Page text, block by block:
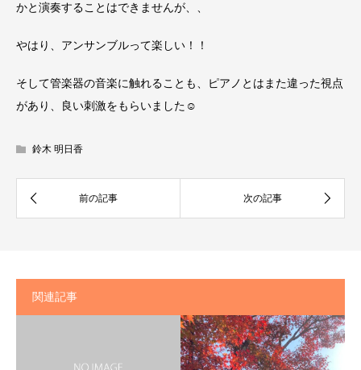
かと演奏することはできませんが、、
やはり、アンサンブルって楽しい！！
そして管楽器の音楽に触れることも、ピアノとはまた違った視点
があり、良い刺激をもらいました☺︎
鈴木 明日香
関連記事